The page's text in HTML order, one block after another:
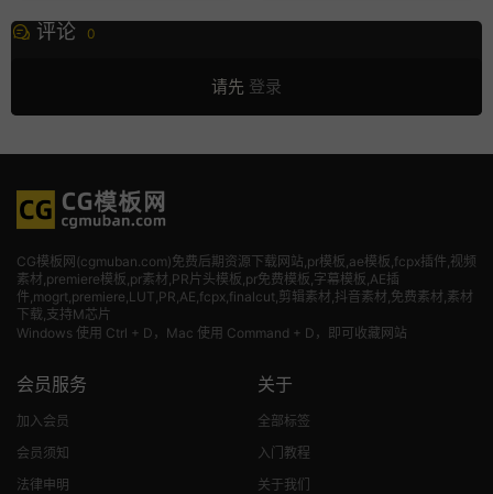
评论 0
请先 登录
CG模板网(cgmuban.com)免费后期资源下载网站,pr模板,ae模板,fcpx插件,视频
素材 ,premiere模板,pr素材,PR片头模板,pr免费模板,字幕模板,AE插
件,mogrt,premiere,LUT,PR,AE,fcpx,finalcut,剪辑素材,抖音素材,免费素材,素材
下载,支持M芯片
Windows 使用 Ctrl + D，Mac 使用 Command + D，即可收藏网站
会员服务
加入会员
会员须知
法律申明
关于
全部标签
入门教程
关于我们